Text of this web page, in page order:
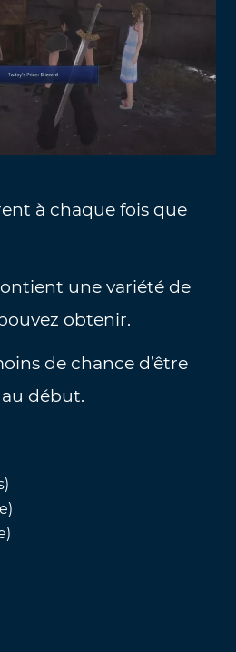
à chaque fois que
une variété de
obtenir.
de chance d’être
début.